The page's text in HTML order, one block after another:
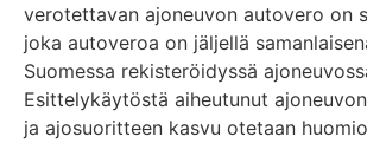
verotettavan ajoneuvon autovero on
joka autoveroa on jäljellä
Suomessa rekisteröidyssä
Esittelykäytöstä aiheutunut
ja ajosuoritteen kasvu otetaan